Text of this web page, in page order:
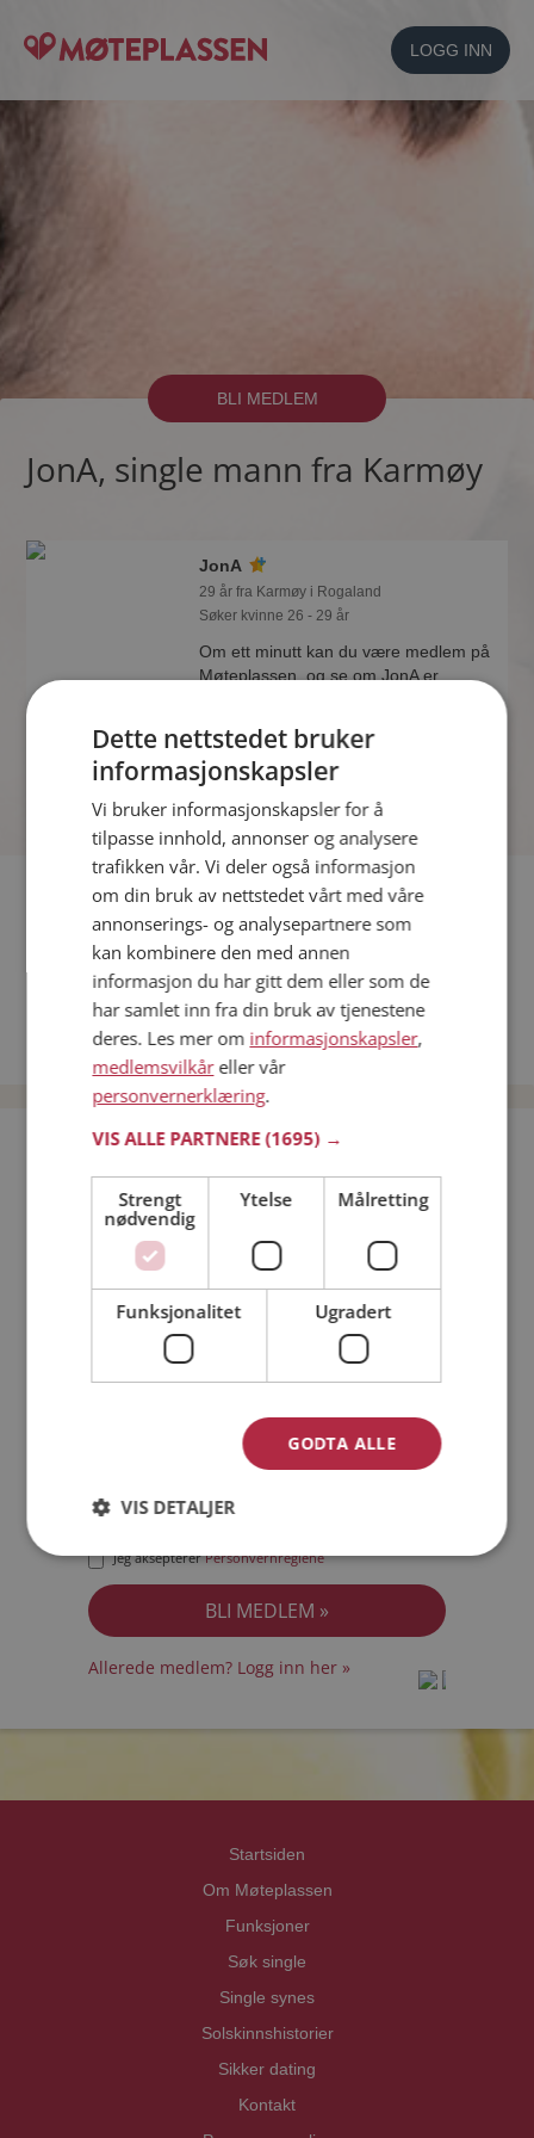
LOGG INN
BLI MEDLEM
JonA, single mann fra Karmøy
JonA
29 år fra Karmøy i Rogaland
Søker kvinne 26 - 29 år
Om ett minutt kan du være medlem på
Møteplassen, og se om JonA er
Fler single
Flere singlemenn fra Karmøy:Sølve,gst,
Kvinner fra Karmøy
Date kvinner i Norge
Date menn i Norge
Bli medlem gratis!
Jeg er en:
Jeg akseptererPersonvernreglene
Allerede medlem? Logg inn her »
Startsiden
Om Møteplassen
Funksjoner
Søk single
Single synes
Solskinnshistorier
Sikker dating
Kontakt
Dette nettstedet bruker
informasjonskapsler
Vi bruker informasjonskapsler for å
tilpasse innhold, annonser og analysere
trafikken vår. Vi deler også informasjon
om din bruk av nettstedet vårt med våre
annonserings- og analysepartnere som
kan kombinere den med annen
informasjon du har gitt dem eller som de
har samlet inn fra din bruk av tjenestene
deres. Les mer om informasjonskapsler,
medlemsvilkåreller vår
personvernerklæring.
VIS ALLE PARTNERE(1695) →
Strengt
nødvendig
Ytelse Målretting
Funksjonalitet Ugradert
GODTA ALLE
VIS DETALJER